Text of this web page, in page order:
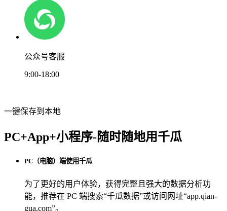
公众号客服
9:00-18:00
一键保存到本地
PC+App+小程序-随时随地用千瓜
PC（电脑）端使用千瓜
为了更好的用户体验，获得完整且强大的数据分析功
能，推荐在 PC 端搜索“千瓜数据”或访问网址“app.qian-
gua.com”。